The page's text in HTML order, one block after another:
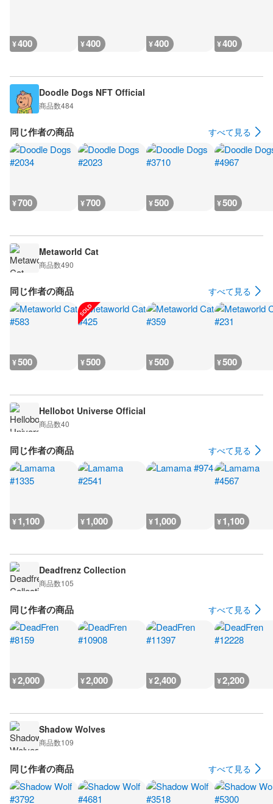
¥400 ¥400 ¥400 ¥400
Doodle Dogs NFT Official
商品数484
同じ作者の商品 すべて見る
¥700 ¥700 ¥500 ¥500
Metaworld Cat
商品数490
同じ作者の商品 すべて見る
¥500 ¥500 ¥500 ¥500
Hellobot Universe Official
商品数40
同じ作者の商品 すべて見る
¥1,100 ¥1,000 ¥1,000 ¥1,100
Deadfrenz Collection
商品数105
同じ作者の商品 すべて見る
¥2,000 ¥2,000 ¥2,400 ¥2,200
Shadow Wolves
商品数109
同じ作者の商品 すべて見る